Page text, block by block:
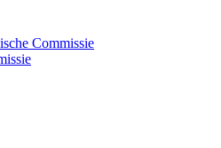
Commissie